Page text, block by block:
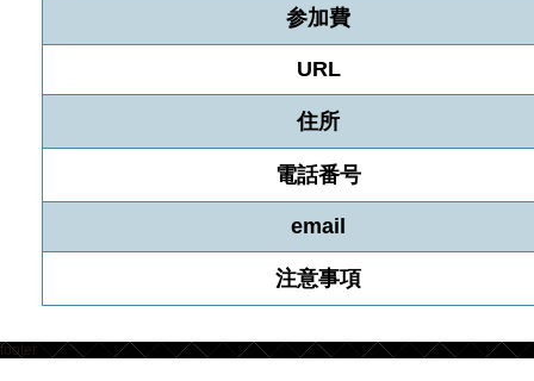
参加費
URL
住所
電話番号
email
注意事項
footer